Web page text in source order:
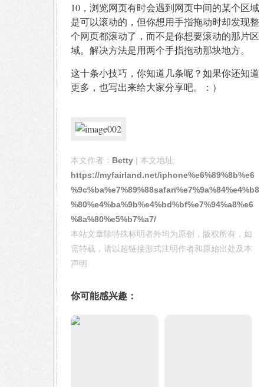
10，浏览网页有时会遇到网页中间的某个区域
是可以滚动的，但你想用手指拖动时却发现整
个网页都滚动了，而不是你想要滚动的那片区
域。解决方法是用两个手指拖动那块地方。
这十条小技巧，你知道几条呢？如果你还知道
更多，也写出来给大家分享吧。：）
本文作者： Betty | 本文地址:
https://myfairland.net/iphone%e6%89%8b%e6
%9c%ba%e7%89%88safari%e7%9a%84%e4%b8
%80%e4%ba%9b%e4%bd%bf%e7%94%a8%e6
%8a%80%e5%b7%a7/
本站文章除特殊标明者外均为原创，版权所有，如
需转载，请以超链接形式注明作者和原始出处及本
声明
你可能感兴趣：